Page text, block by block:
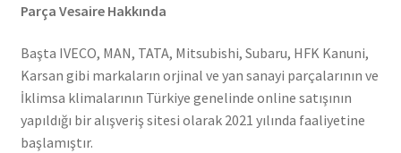
Parça Vesaire Hakkında
Başta IVECO, MAN, TATA, Mitsubishi, Subaru, HFK Kanuni,
Karsan gibi markaların orjinal ve yan sanayi parçalarının ve
İklimsa klimalarının Türkiye genelinde online satışının
yapıldığı bir alışveriş sitesi olarak 2021 yılında faaliyetine
başlamıştır.